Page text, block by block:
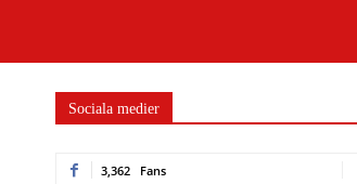
Sociala medier
3,362 Fans